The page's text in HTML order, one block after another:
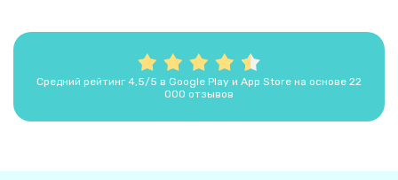
Средний рейтинг 4,5/5 в Google Play и App Store на основе 22
000 отзывов